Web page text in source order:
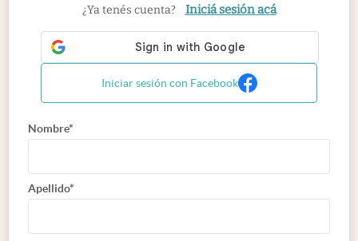
¿Ya tenés cuenta? Iniciá sesión acá
Iniciar sesión con Facebook
Nombre*
Apellido*